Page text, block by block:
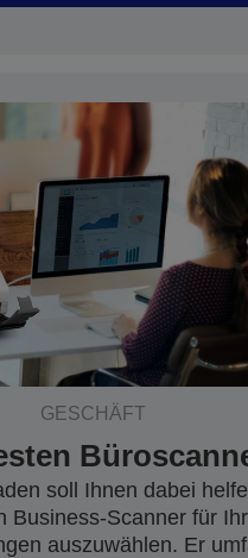
GESCHÄFT
soll Ihnen dabei
Business-Scanner für
auszuwählen. Er